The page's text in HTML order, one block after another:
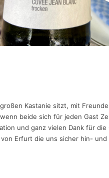
Kastanie sitzt, mit
beide sich für jeden Gast
und ganz vielen Dank für
Erfurt die uns sicher hin-